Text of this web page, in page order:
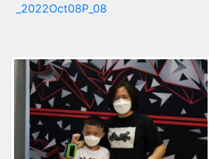
_2022Oct08P_08